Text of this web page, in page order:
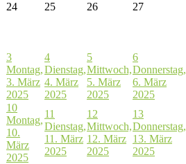
24
25 26 27
3
Montag,
3. März
2025
4
Dienstag,
4. März
2025
5
Mittwoch,
5. März
2025
6
Donnerstag,
6. März
2025
10
Montag,
10.
März
2025
11
Dienstag,
11. März
2025
12
Mittwoch,
12. März
2025
13
Donnerstag,
13. März
2025